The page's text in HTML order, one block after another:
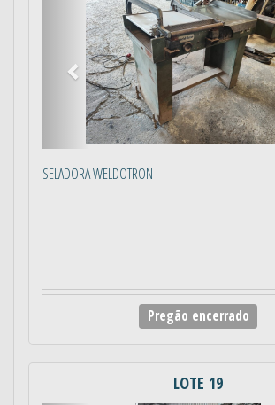
SELADORA WELDOTRON
Pregão encerrado
LOTE 19